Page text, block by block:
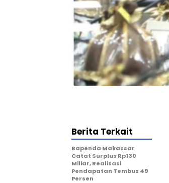
Berita Terkait
Bapenda Makassar
Catat Surplus Rp130
Miliar, Realisasi
Pendapatan Tembus 49
Persen